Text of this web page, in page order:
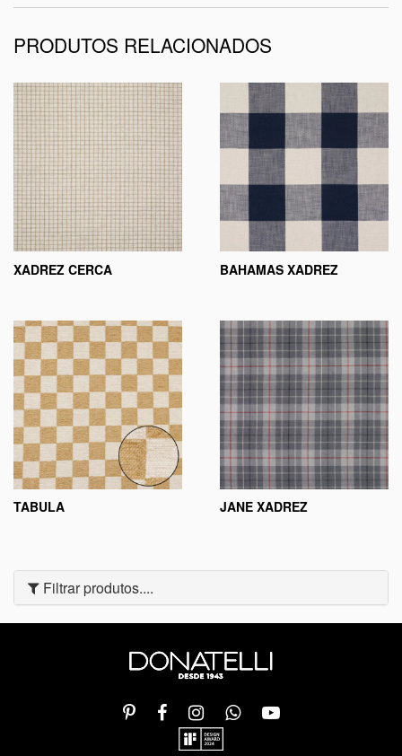
PRODUTOS RELACIONADOS
XADREZ CERCA BAHAMAS XADREZ
TABULA JANE XADREZ
Filtrar produtos....